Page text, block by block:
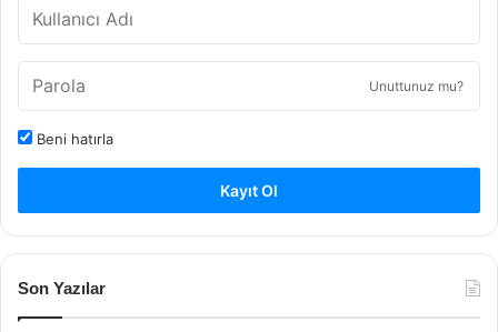
Unuttunuz mu?
Beni hatırla
Kayıt Ol
Son Yazılar